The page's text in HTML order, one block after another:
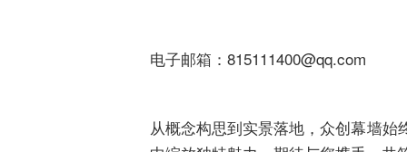
电子邮箱：815111400@qq.com
从概念构思到实景落地，众创幕墙始